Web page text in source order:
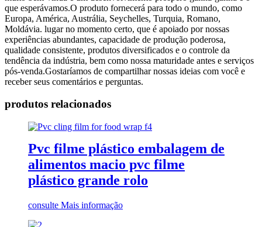
que esperávamos.O produto fornecerá para todo o mundo, como
Europa, América, Austrália, Seychelles, Turquia, Romano,
Moldávia. lugar no momento certo, que é apoiado por nossas
experiências abundantes, capacidade de produção poderosa,
qualidade consistente, produtos diversificados e o controle da
tendência da indústria, bem como nossa maturidade antes e serviços
pós-venda.Gostaríamos de compartilhar nossas ideias com você e
receber seus comentários e perguntas.
produtos relacionados
Pvc filme plástico embalagem de
alimentos macio pvc filme
plástico grande rolo
consulte Mais informação